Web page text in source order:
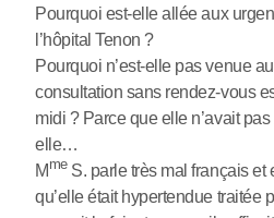
Pourquoi est-elle allée aux
l’hôpital Tenon ?
Pourquoi n’est-elle pas venue
consultation sans rendez-vous
midi ? Parce que elle n’avait
elle…
M meS. parle très mal français et
qu’elle était hypertendue traitée